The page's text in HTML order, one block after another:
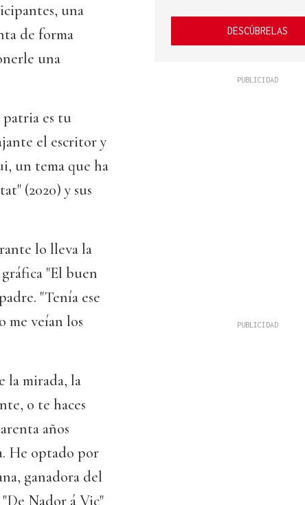
una
de forma
una
patria es tu
el escritor y
un tema que ha
(2020) y sus
lo lleva la
"El buen
"Tenía ese
me veían los
la mirada, la
o te haces
años
He optado por
ganadora del
Nador á Vic"
DESCÚBRELAS